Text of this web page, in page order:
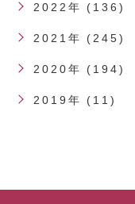
2022年 (136)
2021年 (245)
2020年 (194)
2019年 (11)